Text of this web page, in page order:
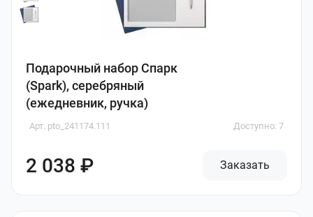
Подарочный набор Спарк
(Spark), серебряный
(ежедневник, ручка)
Арт. pto_241174.111 Доступно: 7
2 038 ₽ Заказать